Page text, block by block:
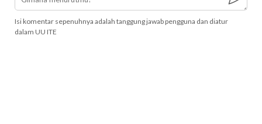
Isi komentar sepenuhnya adalah tanggung jawab pengguna dan diatur
dalam UU ITE